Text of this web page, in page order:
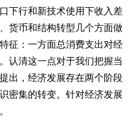
下行和新技术使用下收入差
货币和结构转型几个方面做
征：一方面总消费支出对经
认清这一点对于我们把握当
出，经济发展存在两个阶段
密集的转变。针对经济发展